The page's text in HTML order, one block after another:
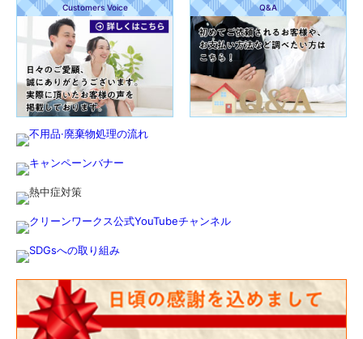
Customers Voice Q&A